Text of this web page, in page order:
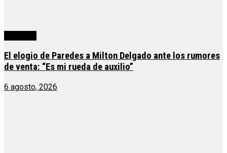
El elogio de Paredes a Milton Delgado ante los rumores
de venta: “Es mi rueda de auxilio”
6 agosto, 2026